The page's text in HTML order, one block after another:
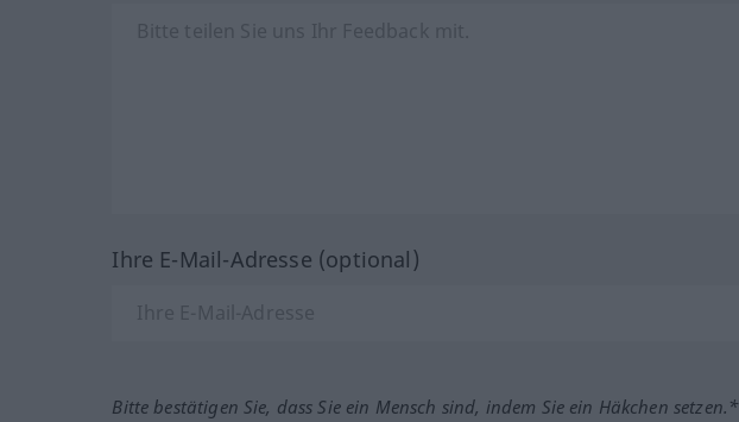
Ihre E-Mail-Adresse (optional)
Bitte bestätigen Sie, dass Sie ein Mensch sind, indem Sie ein Häkchen setzen.*